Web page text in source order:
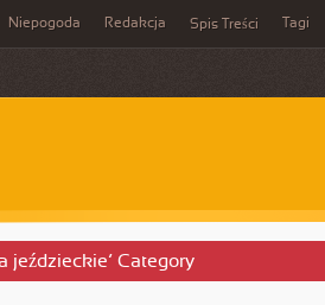
Niepogoda Redakcja Spis Treści Tagi
jeździeckie’ Category